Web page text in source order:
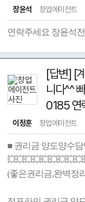
장윤석 창업에이전트
연락주세요 장윤석
[답변] [
니다^^
0185 연
이정훈 창업에이전트
■ 권리금 양도양수담
(좋은권리금,완벽정